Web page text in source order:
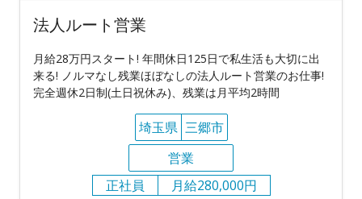
法人ルート営業
月給28万円スタート! 年間休日125日で私生活も大切に出
来る! ノルマなし残業ほぼなしの法人ルート営業のお仕事!
完全週休2日制(土日祝休み)、残業は月平均2時間
埼玉県 三郷市
営業
正社員
月給280,000円